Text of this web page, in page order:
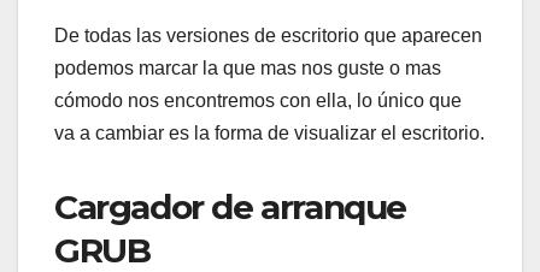
De todas las versiones de escritorio que aparecen
podemos marcar la que mas nos guste o mas
cómodo nos encontremos con ella, lo único que
va a cambiar es la forma de visualizar el escritorio.
Cargador de arranque
GRUB